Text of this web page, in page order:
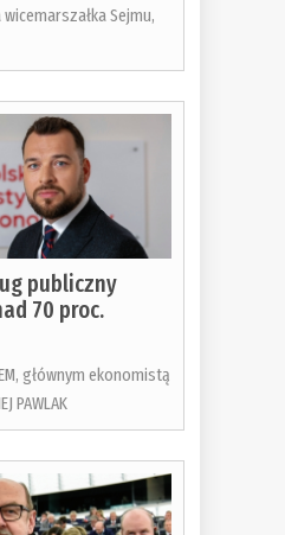
Sejmu,
publiczny
70 proc.
głównym ekonomistą
PAWLAK